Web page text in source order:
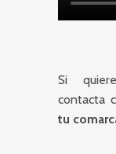
Si
contacta
tu